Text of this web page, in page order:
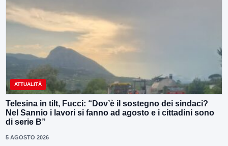
ATTUALITÀ
Telesina in tilt, Fucci: “Dov’è il sostegno dei sindaci?
Nel Sannio i lavori si fanno ad agosto e i cittadini sono
di serie B”
5 AGOSTO 2026